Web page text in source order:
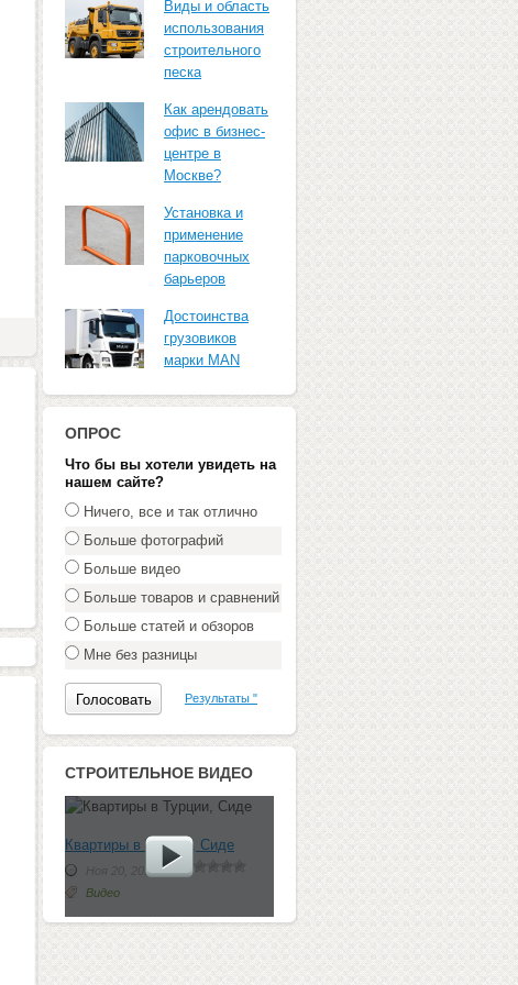
Виды и область
использования
строительного
песка
Как арендовать
офис в бизнес-
центре в
Москве?
Установка и
применение
парковочных
барьеров
Достоинства
грузовиков
марки MAN
ОПРОС
Что бы вы хотели увидеть на
нашем сайте?
Ничего, все и так отлично
Больше фотографий
Больше видео
Больше товаров и сравнений
Больше статей и обзоров
Мне без разницы
Результаты "
СТРОИТЕЛЬНОЕ ВИДЕО
Квартиры в Турции, Сиде
Ноя 20, 2012 г.
Видео